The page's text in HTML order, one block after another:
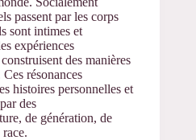
passent par les corps
sont intimes et
expériences
des manières
résonances
histoires personnelles et
des
de génération, de